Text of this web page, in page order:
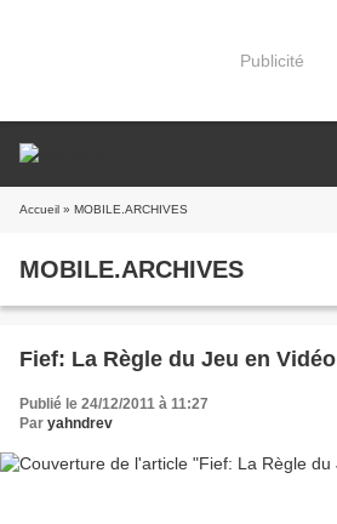
Publicité
Accueil » MOBILE.ARCHIVES
MOBILE.ARCHIVES
Fief: La Règle du Jeu en Vidéo
Publié le 24/12/2011 à 11:27
Par yahndrev